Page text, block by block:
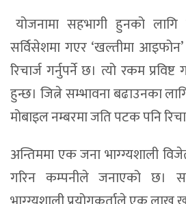
योजनामा सहभागी हुनको
सर्विसेशमा गएर ‘खल्तीमा
रिचार्ज गर्नुपर्ने छ। त्यो रकम
हुन्छ। जित्ने सम्भावना बढाउनका
मोबाइल नम्बरमा जति पटक पनि
अन्तिममा एक जना भाग्ग्यशाली
गरिन कम्पनीले जनाएको छ।